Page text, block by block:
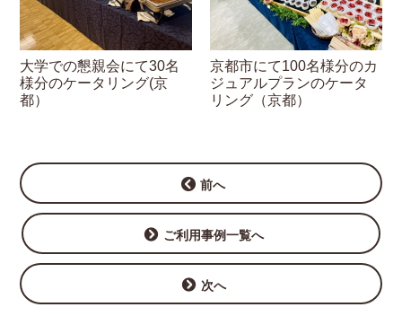
大学での懇親会にて30名
様分のケータリング(京
都）
京都市にて100名様分のカ
ジュアルプランのケータ
リング（京都）
前へ
ご利用事例一覧へ
次へ